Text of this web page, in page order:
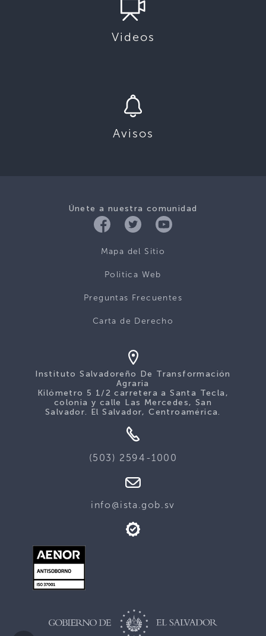
Videos
Avisos
Únete a nuestra comunidad
Mapa del Sitio
Politica Web
Preguntas Frecuentes
Carta de Derecho
Instituto Salvadoreño De Transformación
Agraria
Kilómetro 5 1/2 carretera a Santa Tecla,
colonia y calle Las Mercedes, San
Salvador. El Salvador, Centroamérica.
(503) 2594-1000
info@ista.gob.sv